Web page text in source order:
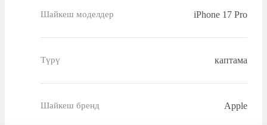
Шайкеш моделдер iPhone 17 Pro
Түрү каптама
Шайкеш бренд Apple